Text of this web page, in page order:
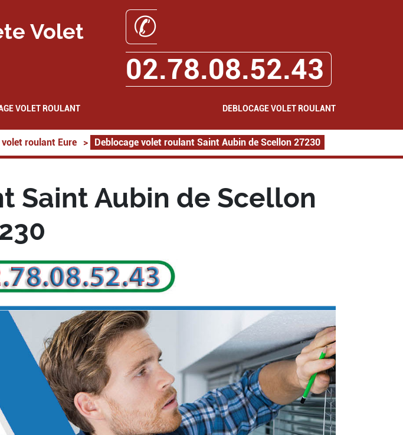
Volet
✆
02.78.08.52.43
VOLET ROULANT DEBLOCAGE VOLET ROULANT
volet roulant Eure > Deblocage volet roulant Saint Aubin de Scellon 27230
Saint Aubin de Scellon